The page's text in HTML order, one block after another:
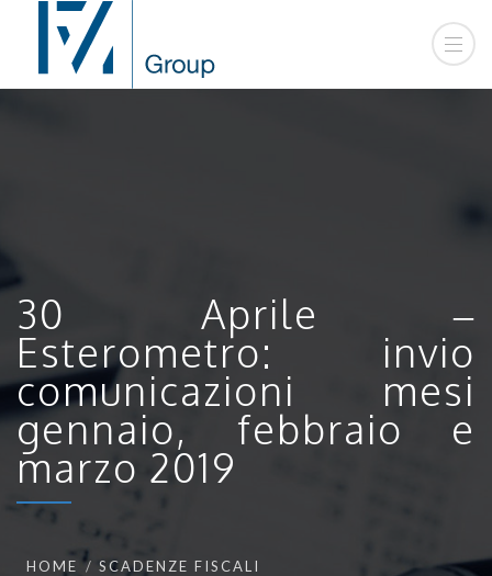
30 Aprile –
Esterometro: invio
comunicazioni mesi
gennaio, febbraio e
marzo 2019
HOME
SCADENZE FISCALI